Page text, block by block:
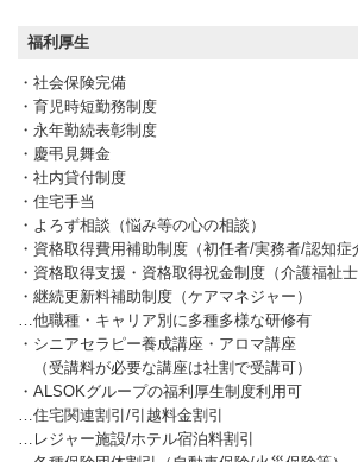
福利厚生
・社会保険完備
・育児時短勤務制度
・永年勤続表彰制度
・慶弔見舞金
・社内貸付制度
・住宅手当
・よろず相談（悩み等の心の相談）
・資格取得費用補助制度（初任者/実務者/認知症
・資格取得支援・資格取得祝金制度（介護福祉
・継続更新料補助制度（ケアマネジャー）
…他職種・キャリア別に多種多様な研修有
・シニアセラピー養成講座・アロマ講座
（受講料が必要な講座は社割で受講可）
・ALSOKグループの福利厚生制度利用可
…住宅関連割引/引越料金割引
…レジャー施設/ホテル宿泊料割引